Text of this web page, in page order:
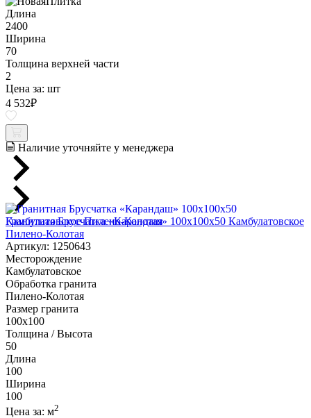
Длина
2400
Ширина
70
Толщина верхней части
2
Цена за: шт
4 532₽
Наличие уточняйте у менеджера
Гранитная Брусчатка «Карандаш» 100х100x50 Камбулатовское
Пилено-Колотая
Артикул: 1250643
Месторождение
Камбулатовское
Обработка гранита
Пилено-Колотая
Размер гранита
100х100
Толщина / Высота
50
Длина
100
Ширина
100
Цена за: м2